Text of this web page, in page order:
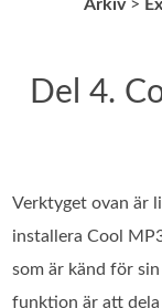
Arkiv>
Del 4.
Verktyget ovan är
installera Cool
som är känd för
funktion är att